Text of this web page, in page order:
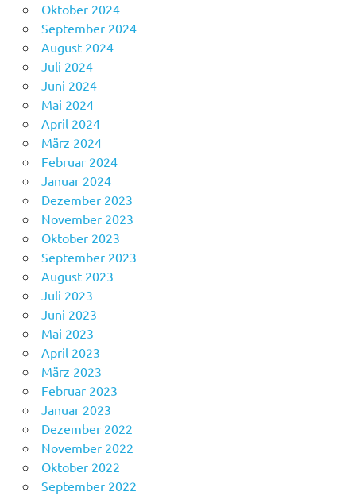
Oktober 2024
September 2024
August 2024
Juli 2024
Juni 2024
Mai 2024
April 2024
März 2024
Februar 2024
Januar 2024
Dezember 2023
November 2023
Oktober 2023
September 2023
August 2023
Juli 2023
Juni 2023
Mai 2023
April 2023
März 2023
Februar 2023
Januar 2023
Dezember 2022
November 2022
Oktober 2022
September 2022